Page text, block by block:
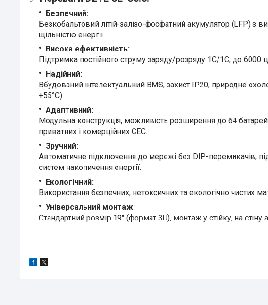
Безпечний:
Безкобальтовий літій-залізо-фосфатний акумулятор (LFP)
щільністю енергії.
Висока ефективність:
Підтримка постійного струму заряду/розряду 1C/1C, до 6000
Надійний:
Вбудований інтелектуальний BMS, захист IP20, природне
+55°C).
Адаптивний:
Модульна конструкція, можливість розширення до 64 батарей
приватних і комерційних СЕС.
Зручний:
Автоматичне підключення до мережі без DIP-перемикачів,
систем накопичення енергії.
Екологічний:
Використання безпечних, нетоксичних та екологічно чистих
Універсальний монтаж:
Стандартний розмір 19" (формат 3U), монтаж у стійку, на